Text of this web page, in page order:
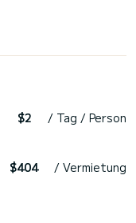
$2 / Tag / Person
$404 / Vermietung